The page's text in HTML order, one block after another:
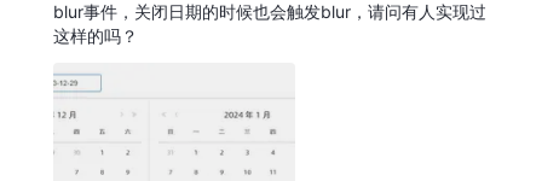
blur事件，关闭日期的时候也会触发blur，请问有人实现过
这样的吗？